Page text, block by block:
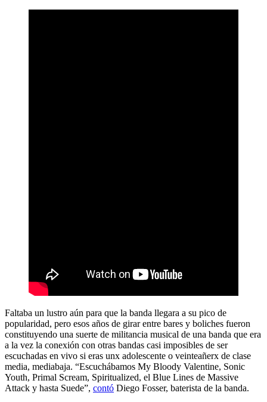
Faltaba un lustro aún para que la banda llegara a su pico de
popularidad, pero esos años de girar entre bares y boliches fueron
constituyendo una suerte de militancia musical de una banda que era
a la vez la conexión con otras bandas casi imposibles de ser
escuchadas en vivo si eras unx adolescente o veinteañerx de clase
media, mediabaja. “Escuchábamos My Bloody Valentine, Sonic
Youth, Primal Scream, Spiritualized, el Blue Lines de Massive
Attack y hasta Suede”, contó Diego Fosser, baterista de la banda.